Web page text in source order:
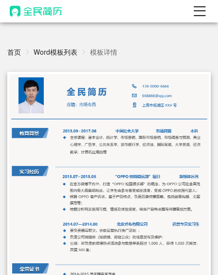
AI 简历工具 热门
AI 生成简历
AI 优化简历
AI 翻译简历
AI 模拟面试
AI 职场工具 New
登录 / 注册
首页 Word模板列表 模板详情